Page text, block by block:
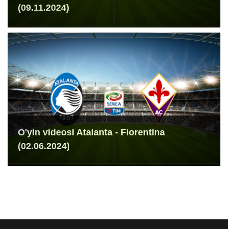
(09.11.2024)
O'yin videosi Atalanta - Fiorentina
(02.06.2024)